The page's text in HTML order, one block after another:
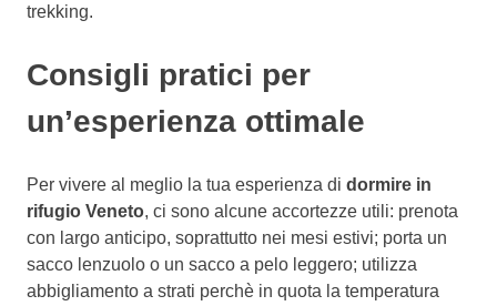
trekking.
Consigli pratici per
un’esperienza ottimale
Per vivere al meglio la tua esperienza di dormire in
rifugio Veneto, ci sono alcune accortezze utili: prenota
con largo anticipo, soprattutto nei mesi estivi; porta un
sacco lenzuolo o un sacco a pelo leggero; utilizza
abbigliamento a strati perchè in quota la temperatura